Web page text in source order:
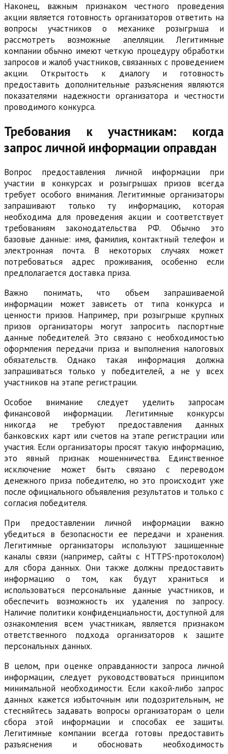
Наконец, важным признаком честного проведения
акции является готовность организаторов ответить на
вопросы участников о механике розыгрыша и
рассмотреть возможные апелляции. Легитимные
компании обычно имеют четкую процедуру обработки
запросов и жалоб участников, связанных с проведением
акции. Открытость к диалогу и готовность
предоставить дополнительные разъяснения являются
показателями надежности организатора и честности
проводимого конкурса.
Требования к участникам: когда
запрос личной информации оправдан
Вопрос предоставления личной информации при
участии в конкурсах и розыгрышах призов всегда
требует особого внимания. Легитимные организаторы
запрашивают только ту информацию, которая
необходима для проведения акции и соответствует
требованиям законодательства РФ. Обычно это
базовые данные: имя, фамилия, контактный телефон и
электронная почта. В некоторых случаях может
потребоваться адрес проживания, особенно если
предполагается доставка приза.
Важно понимать, что объем запрашиваемой
информации может зависеть от типа конкурса и
ценности призов. Например, при розыгрыше крупных
призов организаторы могут запросить паспортные
данные победителей. Это связано с необходимостью
оформления передачи приза и выполнения налоговых
обязательств. Однако такая информация должна
запрашиваться только у победителей, а не у всех
участников на этапе регистрации.
Особое внимание следует уделить запросам
финансовой информации. Легитимные конкурсы
никогда не требуют предоставления данных
банковских карт или счетов на этапе регистрации или
участия. Если организаторы просят такую информацию,
это явный признак мошенничества. Единственное
исключение может быть связано с переводом
денежного приза победителю, но это происходит уже
после официального объявления результатов и только с
согласия победителя.
При предоставлении личной информации важно
убедиться в безопасности ее передачи и хранения.
Легитимные организаторы используют защищенные
каналы связи (например, сайты с HTTPS-протоколом)
для сбора данных. Они также должны предоставить
информацию о том, как будут храниться и
использоваться персональные данные участников, и
обеспечить возможность их удаления по запросу.
Наличие политики конфиденциальности, доступной для
ознакомления всем участникам, является признаком
ответственного подхода организаторов к защите
персональных данных.
В целом, при оценке оправданности запроса личной
информации, следует руководствоваться принципом
минимальной необходимости. Если какой-либо запрос
данных кажется избыточным или подозрительным, не
стесняйтесь задавать вопросы организаторам о цели
сбора этой информации и способах ее защиты.
Легитимные компании всегда готовы предоставить
разъяснения и обосновать необходимость